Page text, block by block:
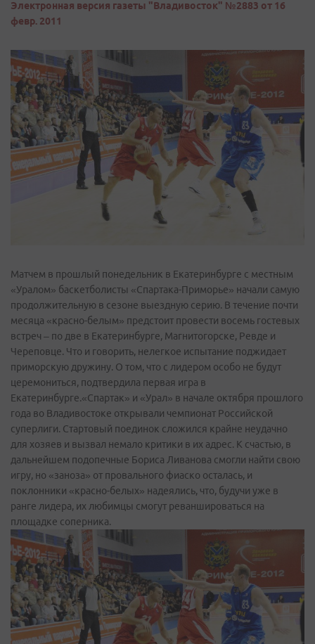
Электронная версия газеты "Владивосток" №2883 от 16
февр. 2011
Матчем в прошлый понедельник в Екатеринбурге с местным
«Уралом» баскетболисты «Спартака-Приморье» начали самую
продолжительную в сезоне выездную серию. В течение почти
месяца «красно-белым» предстоит провести восемь гостевых
встреч – по две в Екатеринбурге, Магнитогорске, Ревде и
Череповце. Что и говорить, нелегкое испытание поджидает
приморскую дружину. О том, что с лидером особо не будут
церемониться, подтвердила первая игра в
Екатеринбурге.«Спартак» и «Урал» в начале октября прошлого
года во Владивостоке открывали чемпионат Российской
суперлиги. Стартовый поединок сложился крайне неудачно
для хозяев и вызвал немало критики в их адрес. К счастью, в
дальнейшем подопечные Бориса Ливанова смогли найти свою
игру, но «заноза» от провального фиаско осталась, и
поклонники «красно-белых» надеялись, что, будучи уже в
ранге лидера, их любимцы смогут реваншироваться на
площадке соперника.